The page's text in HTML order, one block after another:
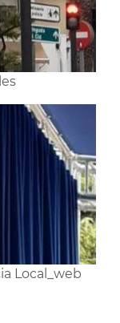
Local_web